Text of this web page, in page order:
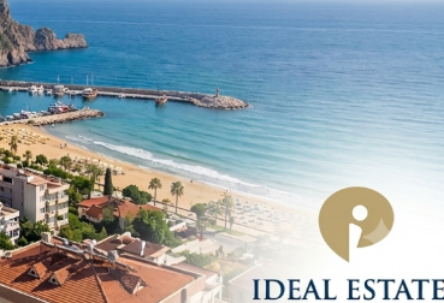
Price on Request
Роскошные апартаменты на продажу в Оба
Аланья
Оба
1, 2, 3, 4 1, 2, 3 51-158 m²